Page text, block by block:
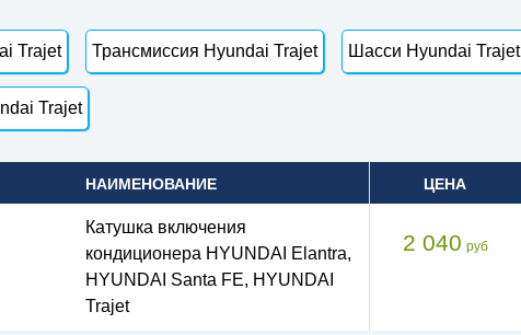
Trajet Трансмиссия Hyundai Trajet Шасси Hyundai Trajet
Trajet
НАИМЕНОВАНИЕ ЦЕНА
Катушка включения
кондиционера HYUNDAI Elantra,
HYUNDAI Santa FE, HYUNDAI
Trajet
2 040 руб